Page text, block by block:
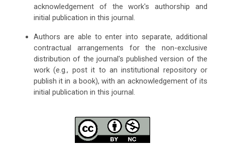
acknowledgement of the work's authorship and
initial publication in this journal.
Authors are able to enter into separate, additional
contractual arrangements for the non-exclusive
distribution of the journal's published version of the
work (e.g., post it to an institutional repository or
publish it in a book), with an acknowledgement of its
initial publication in this journal.